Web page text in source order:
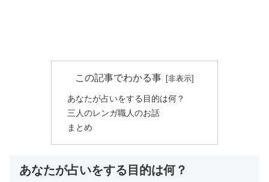
この記事でわかる事
あなたが占いをする目的は何？
三人のレンガ職人のお話
まとめ
あなたが占いをする目的は何？